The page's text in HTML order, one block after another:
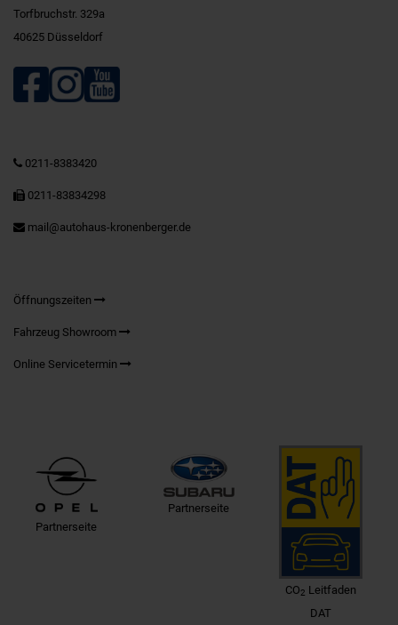
Torfbruchstr. 329a
40625 Düsseldorf
0211-8383420
0211-83834298
mail@autohaus-kronenberger.de
Öffnungszeiten
Fahrzeug Showroom
Online Servicetermin
Partnerseite
Partnerseite
CO2 Leitfaden
DAT